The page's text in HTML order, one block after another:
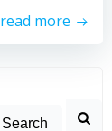
read more